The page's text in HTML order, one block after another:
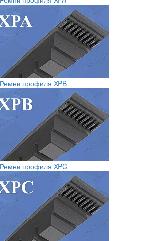
Ремни профиля XPB
Ремни профиля XPC